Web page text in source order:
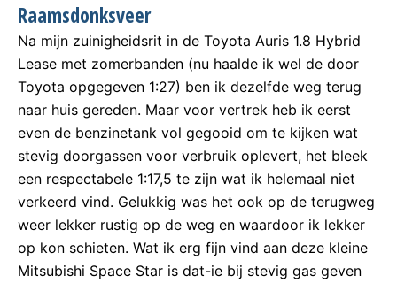
Raamsdonksveer
Na mijn zuinigheidsrit in de Toyota Auris 1.8 Hybrid
Lease met zomerbanden (nu haalde ik wel de door
Toyota opgegeven 1:27) ben ik dezelfde weg terug
naar huis gereden. Maar voor vertrek heb ik eerst
even de benzinetank vol gegooid om te kijken wat
stevig doorgassen voor verbruik oplevert, het bleek
een respectabele 1:17,5 te zijn wat ik helemaal niet
verkeerd vind. Gelukkig was het ook op de terugweg
weer lekker rustig op de weg en waardoor ik lekker
op kon schieten. Wat ik erg fijn vind aan deze kleine
Mitsubishi Space Star is dat-ie bij stevig gas geven